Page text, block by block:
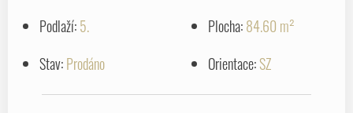
Podlaží:5.
Stav:Prodáno
Plocha:84.60 m²
Orientace:SZ